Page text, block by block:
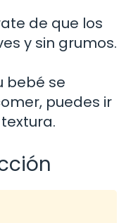
de que los
y sin grumos.
bebé se
puedes ir